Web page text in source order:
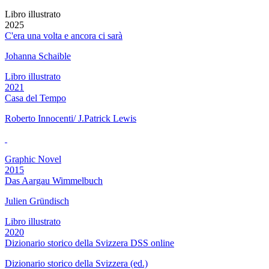
Libro illustrato
2025
C'era una volta e ancora ci sarà
Johanna Schaible
Libro illustrato
2021
Casa del Tempo
Roberto Innocenti/ J.Patrick Lewis
Graphic Novel
2015
Das Aargau Wimmelbuch
Julien Gründisch
Libro illustrato
2020
Dizionario storico della Svizzera DSS online
Dizionario storico della Svizzera (ed.)